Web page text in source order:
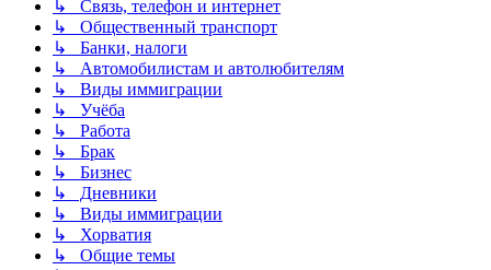
↳ Связь, телефон и интернет
↳ Общественный транспорт
↳ Банки, налоги
↳ Автомобилистам и автолюбителям
↳ Виды иммиграции
↳ Учёба
↳ Работа
↳ Брак
↳ Бизнес
↳ Дневники
↳ Виды иммиграции
↳ Хорватия
↳ Общие темы